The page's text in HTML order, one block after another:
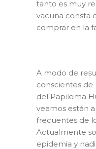
tanto es muy
vacuna consta
comprar en la
A modo de
conscientes de
del Papiloma
veamos están
frecuentes de
Actualmente
epidemia y